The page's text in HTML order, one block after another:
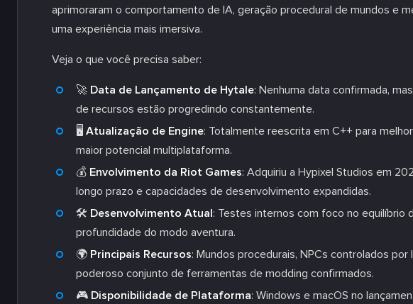
aprimoraram o comportamento de IA, geração procedural de mundos e
uma experiência mais imersiva.
Veja o que você precisa saber:
🚀 Data de Lançamento de Hytale: Nenhuma data confirmada,
de recursos estão progredindo constantemente.
🖥️ Atualização de Engine: Totalmente reescrita em C++ para
maior potencial multiplataforma.
💰 Envolvimento da Riot Games: Adquiriu a Hypixel Studios em
longo prazo e capacidades de desenvolvimento expandidas.
🛠️ Desenvolvimento Atual: Testes internos com foco no equilíbrio
profundidade do modo aventura.
🌍 Principais Recursos: Mundos procedurais, NPCs controlados
poderoso conjunto de ferramentas de modding confirmados.
🎮 Disponibilidade de Plataforma: Windows e macOS no